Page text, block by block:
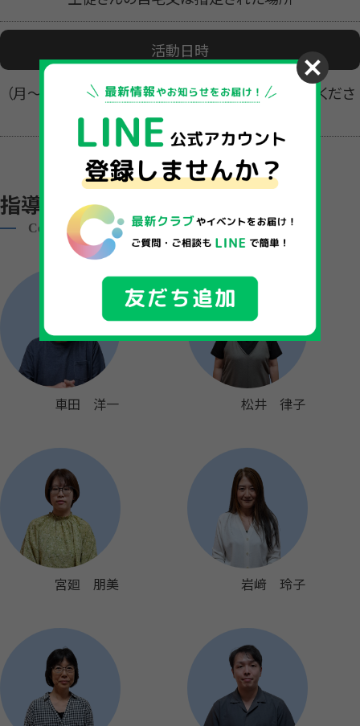
活動日時
（月～土）10:00～18:00 （日）定休日ですがご相談くださ
指導者一覧
Coach
車田 洋一 松井 律子
宮廻 朋美 岩﨑 玲子